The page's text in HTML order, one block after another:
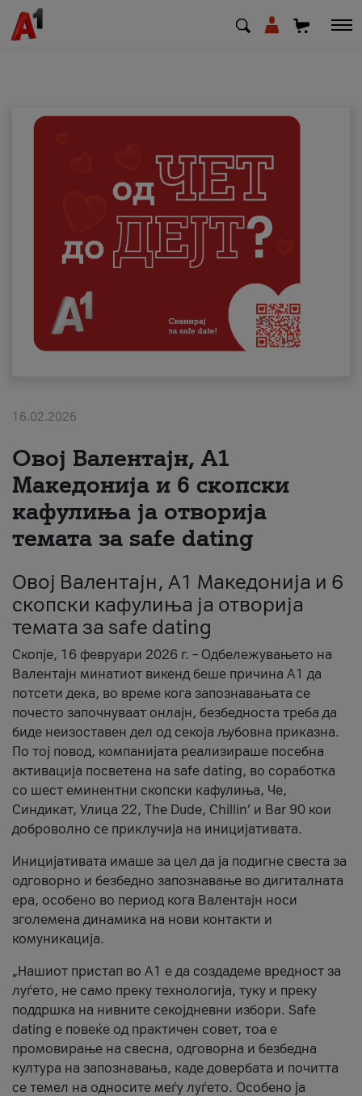
Деловни
Поддршка
Надополни кредит
Плати сметка
#ПодобарОнлајн
16.02.2026
Овој Валентајн, A1
Македонија и 6 скопски
кафулиња ја отворија
темата за safe dating
Овој Валентајн, A1 Македонија и 6
скопски кафулиња ја отворија
темата за safe dating
Скопје, 16 февруари 2026 г. – Одбележувањето на
Валентајн минатиот викенд беше причина А1 да
потсети дека, во време кога запознавањата се
почесто започнуваат онлајн, безбедноста треба да
биде неизоставен дел од секоја љубовна приказна.
По тој повод, компанијата реализираше посебна
активација посветена на safe dating, во соработка
со шест еминентни скопски кафулиња, Че,
Синдикат, Улица 22, The Dude, Chillin’ и Bar 90 кои
доброволно се приклучија на иницијативата.
Иницијативата имаше за цел да ја подигне свеста за
одговорно и безбедно запознавање во дигиталната
ера, особено во период кога Валентајн носи
зголемена динамика на нови контакти и
комуникација.
„Нашиот пристап во А1 е да создадеме вредност за
луѓето, не само преку технологија, туку и преку
поддршка на нивните секојдневни избори. Safe
dating е повеќе од практичен совет, тоа е
промовирање на свесна, одговорна и безбедна
култура на запознавања, каде довербата и почитта
се темел на односите меѓу луѓето. Особено ја